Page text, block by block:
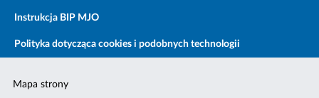
Instrukcja BIP MJO
Polityka dotycząca cookies i podobnych technologii
Mapa strony